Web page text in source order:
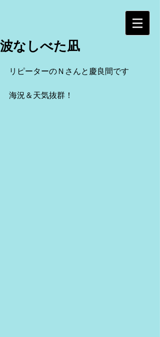
波なしべた凪
リピーターのＮさんと慶良間です
海況＆天気抜群！